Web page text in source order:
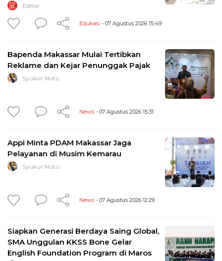
Editor
Edukasi - 07 Agustus 2026 15:49
Bapenda Makassar Mulai Tertibkan
Reklame dan Kejar Penunggak Pajak
Syukur Nutu
News - 07 Agustus 2026 15:31
Appi Minta PDAM Makassar Jaga
Pelayanan di Musim Kemarau
Syukur Nutu
News - 07 Agustus 2026 12:29
Siapkan Generasi Berdaya Saing Global,
SMA Unggulan KKSS Bone Gelar
English Foundation Program di Maros